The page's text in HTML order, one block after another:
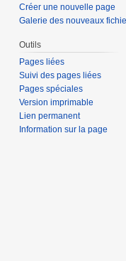
Créer une nouvelle page
Galerie des nouveaux
Outils
Pages liées
Suivi des pages liées
Pages spéciales
Version imprimable
Lien permanent
Information sur la page